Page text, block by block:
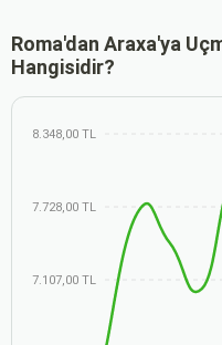
Roma'dan Araxa'ya
Hangisidir?
8.348,00 TL
7.728,00 TL
7.107,00 TL